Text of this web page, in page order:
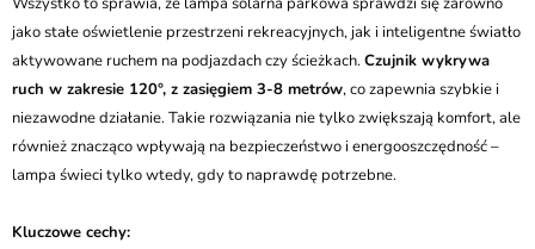
jako stałe oświetlenie przestrzeni rekreacyjnych, jak i inteligentne światło
aktywowane ruchem na podjazdach czy ścieżkach.Czujnik wykrywa
ruch w zakresie 120°, z zasięgiem 3-8 metrów, co zapewnia szybkie i
niezawodne działanie. Takie rozwiązania nie tylko zwiększają komfort, ale
również znacząco wpływają na bezpieczeństwo i energooszczędność –
lampa świeci tylko wtedy, gdy to naprawdę potrzebne.
Kluczowe cechy: